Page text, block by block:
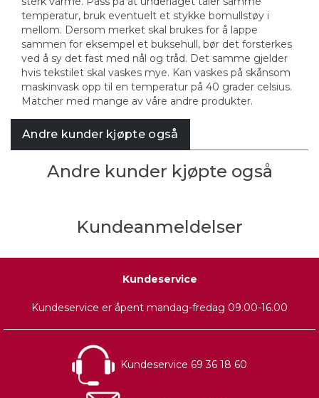
temperatur, bruk eventuelt et stykke bomullstøy i
mellom. Dersom merket skal brukes for å lappe
sammen for eksempel et buksehull, bør det forsterkes
ved å sy det fast med nål og tråd. Det samme gjelder
hvis tekstilet skal vaskes mye. Kan vaskes på skånsom
maskinvask opp til en temperatur på 40 grader celsius.
Matcher med mange av våre andre produkter.
Andre kunder kjøpte også
Andre kunder kjøpte også
Kundeanmeldelser
Kundeservice
Kundeservice er åpent mandag-fredag 09.00-16.00
Kundeservice 69 36 18 60